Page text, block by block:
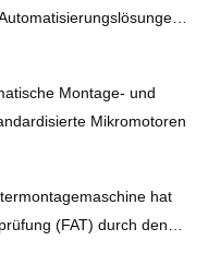
Medizin und Motoren
Montage- und
Mikromotoren
hat
(FAT) durch den
bestanden.